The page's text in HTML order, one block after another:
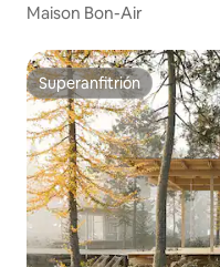
Maison Bon-Air
Superanfitrión
Superanfitrión